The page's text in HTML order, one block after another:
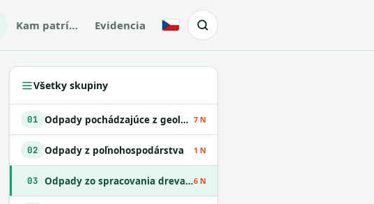
Kam patrí… Evidencia Česky
Všetky skupiny
01 Odpady pochádzajúce z geologického prieskumu 7 N
02 Odpady z poľnohospodárstva 1 N
03 Odpady zo spracovania dreva a z výroby papiera6 N